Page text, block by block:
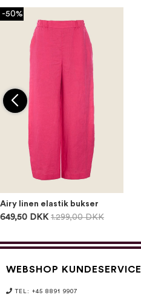
-50%
Airy linen elastik bukser
649,50 DKK 1.299,00 DKK
WEBSHOP KUNDESERVICE
TEL: +45 8891 9907